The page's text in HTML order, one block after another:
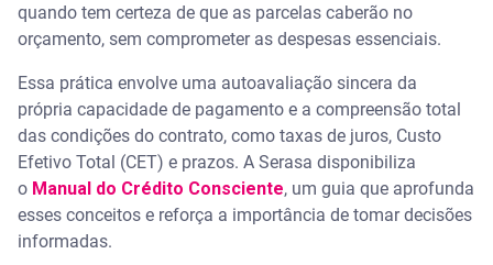
Acesse o Serasa Crédito: entre no site ou no
aplicativo da Serasa com CPF e senha.
Informe os dados: preencha as informações
solicitadas para que a plataforma busque ofertas
para o seu perfil.
Compare as ofertas: analise as opções de crédito
disponíveis. A plataforma apresenta detalhes como
taxas de juros, valores de parcela e o CET de cada
oferta. A análise de crédito é feita pelas empresas
parceiras.
quando tem certeza de que as parcelas caberão no
orçamento, sem comprometer as despesas essenciais.
Essa prática envolve uma autoavaliação sincera da
própria capacidade de pagamento e a compreensão total
das condições do contrato, como taxas de juros, Custo
Efetivo Total (CET) e prazos. A Serasa disponibiliza
o Manual do Crédito Consciente, um guia que aprofunda
esses conceitos e reforça a importância de tomar decisões
informadas.